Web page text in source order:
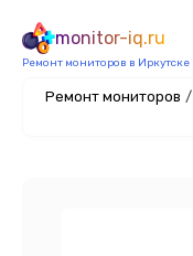
monitor-iq.ru
Ремонт мониторов в Иркутске
Ремонт мониторов /